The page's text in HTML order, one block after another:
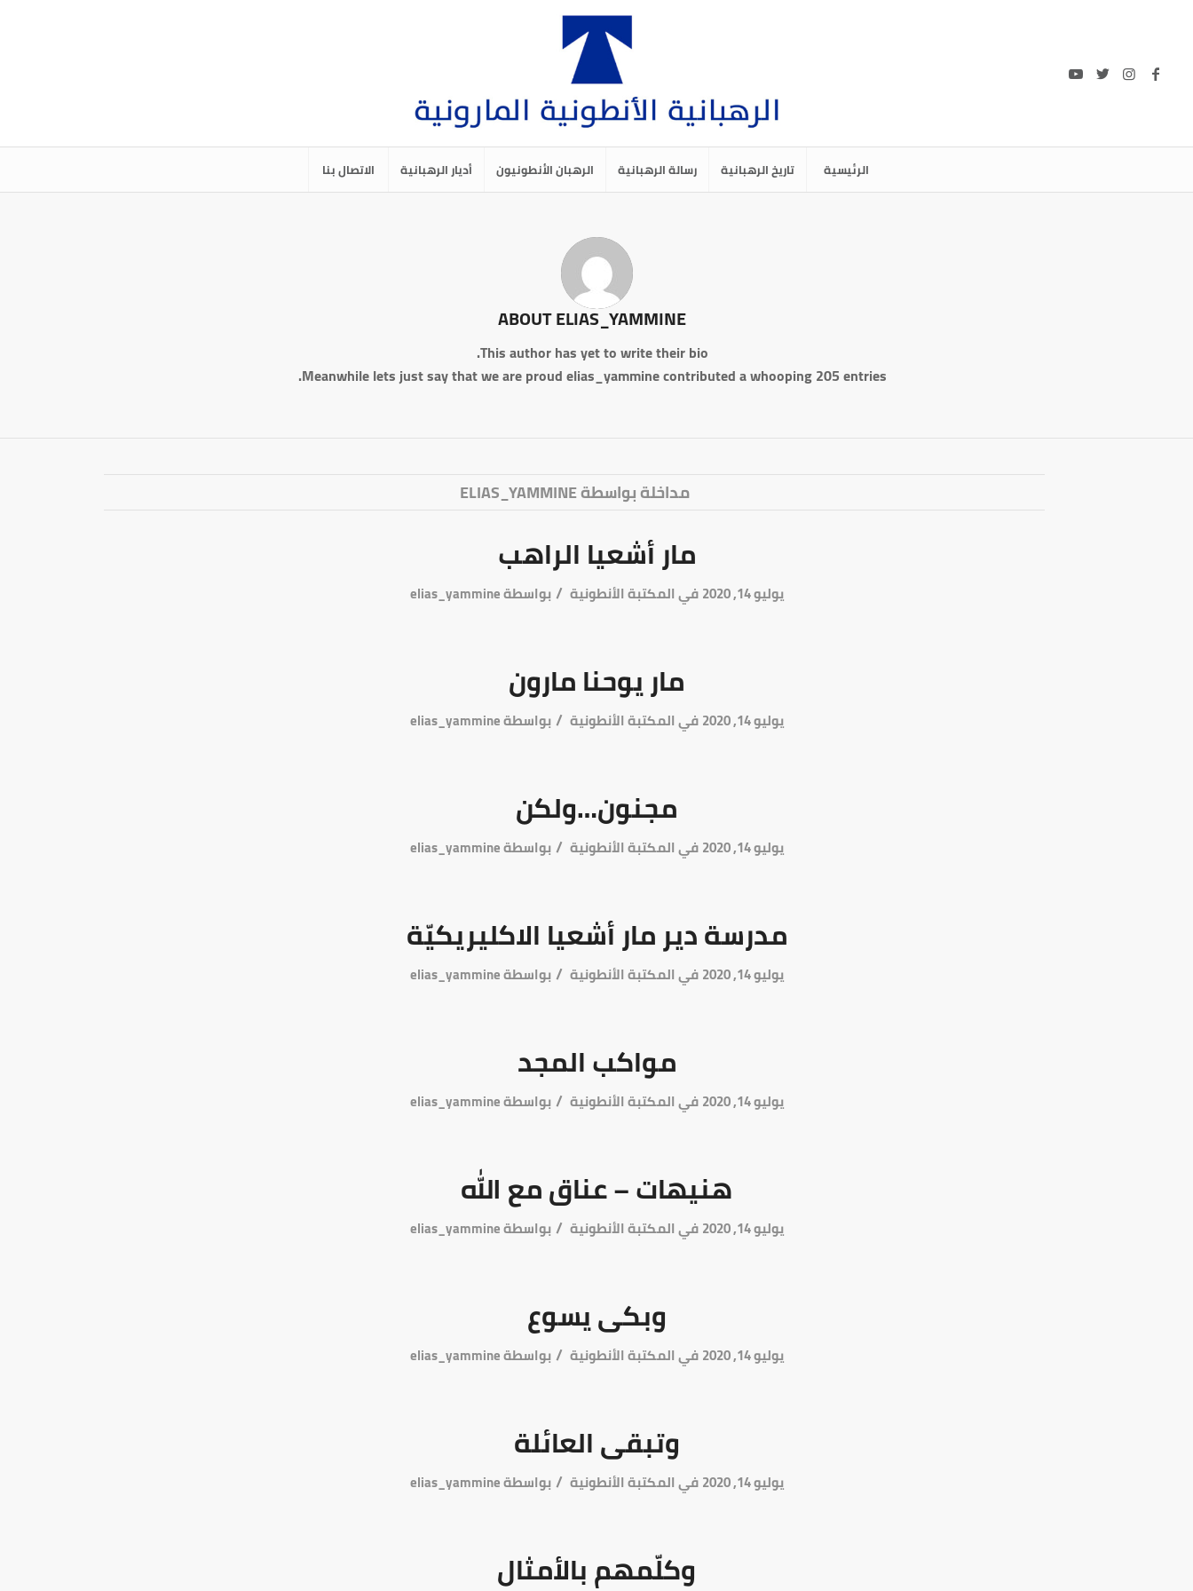
الرئيسية تاريخ الرهبانية رسالة الرهبانية الرهبان الأنطونيون أديار الرهبانية الاتصال بنا
ABOUTELIAS_YAMMINE
This author has yet to write their bio.
Meanwhile lets just say that we are proudelias_yamminecontributed a whooping 205 entries.
مداخلة بواسطة ELIAS_YAMMINE
مار أشعيا الراهب
يوليو 14, 2020 فيالمكتبة الأنطونية /بواسطةelias_yammine
مار يوحنا مارون
يوليو 14, 2020 فيالمكتبة الأنطونية /بواسطةelias_yammine
مجنون…ولكن
يوليو 14, 2020 فيالمكتبة الأنطونية /بواسطةelias_yammine
مدرسة دير مار أشعيا الاكليريكيّة
يوليو 14, 2020 فيالمكتبة الأنطونية /بواسطةelias_yammine
مواكب المجد
يوليو 14, 2020 فيالمكتبة الأنطونية /بواسطةelias_yammine
هنيهات – عناق مع الله
يوليو 14, 2020 فيالمكتبة الأنطونية /بواسطةelias_yammine
وبكى يسوع
يوليو 14, 2020 فيالمكتبة الأنطونية /بواسطةelias_yammine
وتبقى العائلة
يوليو 14, 2020 فيالمكتبة الأنطونية /بواسطةelias_yammine
وكلّمهم بالأمثال